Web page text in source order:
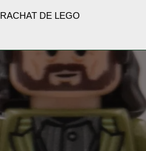
RACHAT DE LEGO